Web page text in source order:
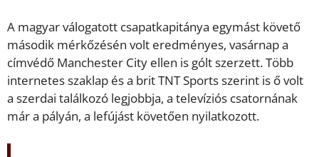
A magyar válogatott csapatkapitánya egymást követő
második mérkőzésén volt eredményes, vasárnap a
címvédő Manchester City ellen is gólt szerzett. Több
internetes szaklap és a brit TNT Sports szerint is ő volt
a szerdai találkozó legjobbja, a televíziós csatornának
már a pályán, a lefújást követően nyilatkozott.